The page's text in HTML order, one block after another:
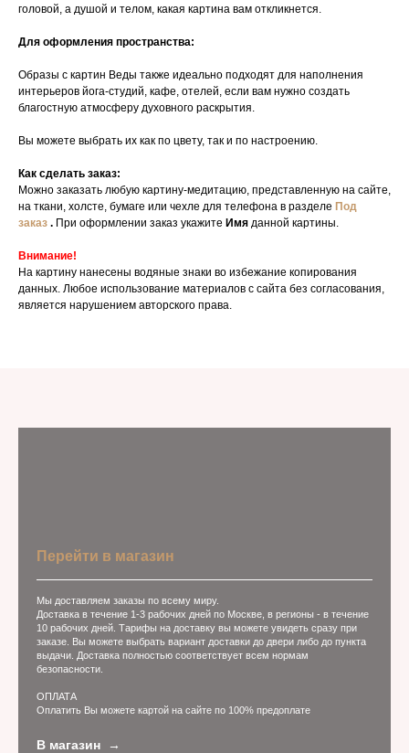
головой, а душой и телом, какая картина вам откликнется.
Для оформления пространства:
Образы с картин Веды также идеально подходят для наполнения
интерьеров йога-студий, кафе, отелей, если вам нужно создать
благостную атмосферу духовного раскрытия.
Вы можете выбрать их как по цвету, так и по настроению.
Как сделать заказ:
Можно заказать любую картину-медитацию, представленную на сайте,
на ткани, холсте, бумаге или чехле для телефона в разделе Под
заказ . При оформлении заказ укажите Имя данной картины.
Внимание!
На картину нанесены водяные знаки во избежание копирования
данных. Любое использование материалов с сайта без согласования,
является нарушением авторского права.
Перейти в магазин
Мы доставляем заказы по всему миру.
Доставка в течение 1-3 рабочих дней по Москве, в регионы - в течение
10 рабочих дней. Тарифы на доставку вы можете увидеть сразу при
заказе. Вы можете выбрать вариант доставки до двери либо до пункта
выдачи. Доставка полностью соответствует всем нормам
безопасности.
ОПЛАТА
Оплатить Вы можете картой на сайте по 100% предоплате
В магазин